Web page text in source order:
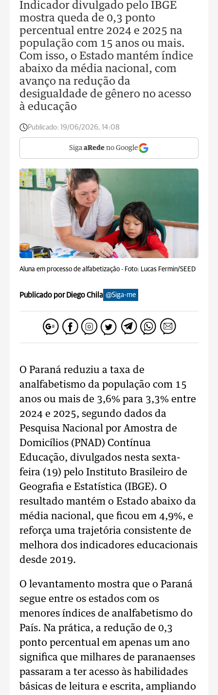
Indicador divulgado pelo IBGE
mostra queda de 0,3 ponto
percentual entre 2024 e 2025 na
população com 15 anos ou mais.
Com isso, o Estado mantém índice
abaixo da média nacional, com
avanço na redução da
desigualdade de gênero no acesso
à educação
Publicado: 19/06/2026, 14:08
Siga aRede no Google
Aluna em processo de alfabetização - Foto: Lucas Fermin/SEED
Publicado por Diego Chila @Siga-me
O Paraná reduziu a taxa de
analfabetismo da população com 15
anos ou mais de 3,6% para 3,3% entre
2024 e 2025, segundo dados da
Pesquisa Nacional por Amostra de
Domicílios (PNAD) Contínua
Educação, divulgados nesta sexta-
feira (19) pelo Instituto Brasileiro de
Geografia e Estatística (IBGE). O
resultado mantém o Estado abaixo da
média nacional, que ficou em 4,9%, e
reforça uma trajetória consistente de
melhora dos indicadores educacionais
desde 2019.
O levantamento mostra que o Paraná
segue entre os estados com os
menores índices de analfabetismo do
País. Na prática, a redução de 0,3
ponto percentual em apenas um ano
significa que milhares de paranaenses
passaram a ter acesso às habilidades
básicas de leitura e escrita, ampliando